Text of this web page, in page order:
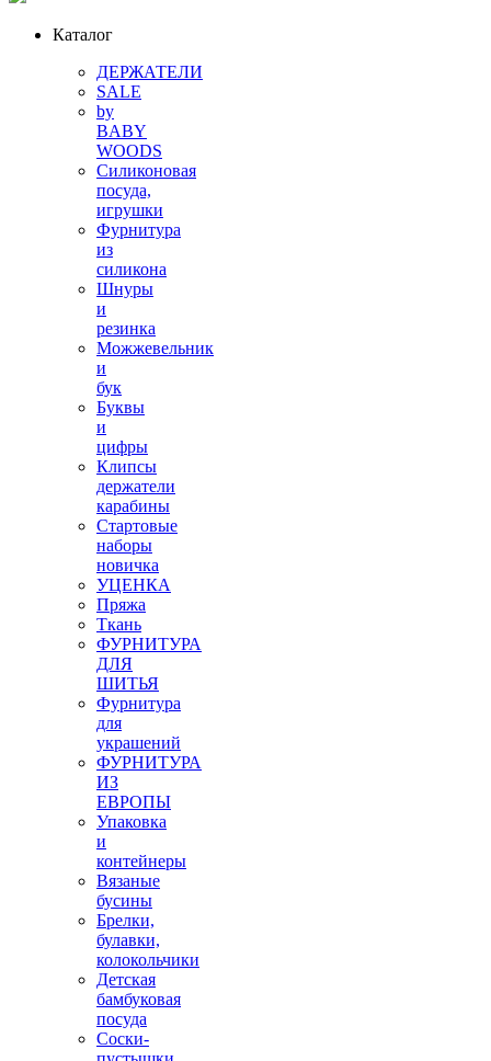
Каталог
ДЕРЖАТЕЛИ
SALE
by
BABY
WOODS
Силиконовая
посуда,
игрушки
Фурнитура
из
силикона
Шнуры
и
резинка
Можжевельник
и
бук
Буквы
и
цифры
Клипсы
держатели
карабины
Стартовые
наборы
новичка
УЦЕНКА
Пряжа
Ткань
ФУРНИТУРА
ДЛЯ
ШИТЬЯ
Фурнитура
для
украшений
ФУРНИТУРА
ИЗ
ЕВРОПЫ
Упаковка
и
контейнеры
Вязаные
бусины
Брелки,
булавки,
колокольчики
Детская
бамбуковая
посуда
Соски-